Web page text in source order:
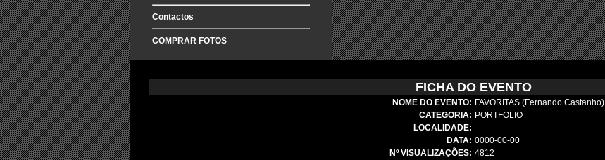
Contactos
COMPRAR FOTOS
FICHA DO EVENTO
NOME DO EVENTO: FAVORITAS (Fernando Castanho)
CATEGORIA: PORTFOLIO
LOCALIDADE: --
DATA: 0000-00-00
Nº VISUALIZAÇÕES: 4812